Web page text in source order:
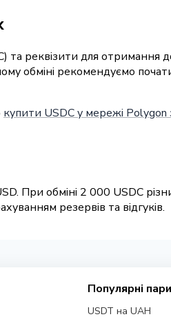
та реквізити для отримання
обміні рекомендуємо
купити USDC у мережі Polygon
При обміні 2 000 USDC
резервів та відгуків.
Популярні пари
USDT на UAH